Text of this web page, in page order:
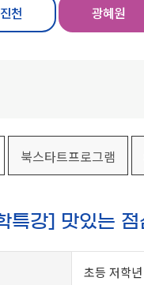
진천 광혜원
북스타트프로그램
강] 맛있는 점
초등 저학년